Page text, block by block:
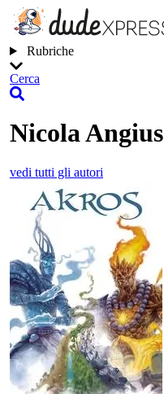
Rubriche
Cerca
Nicola Angius
vedi tutti gli autori